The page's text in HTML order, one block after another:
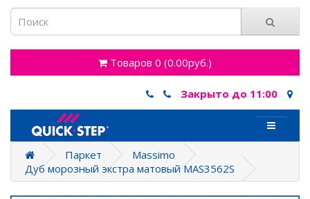
Товаров 0 (0.00руб.)
Закрыто до 11:00
Паркет
Massimo
Дуб морозный экстра матовый MAS3562S